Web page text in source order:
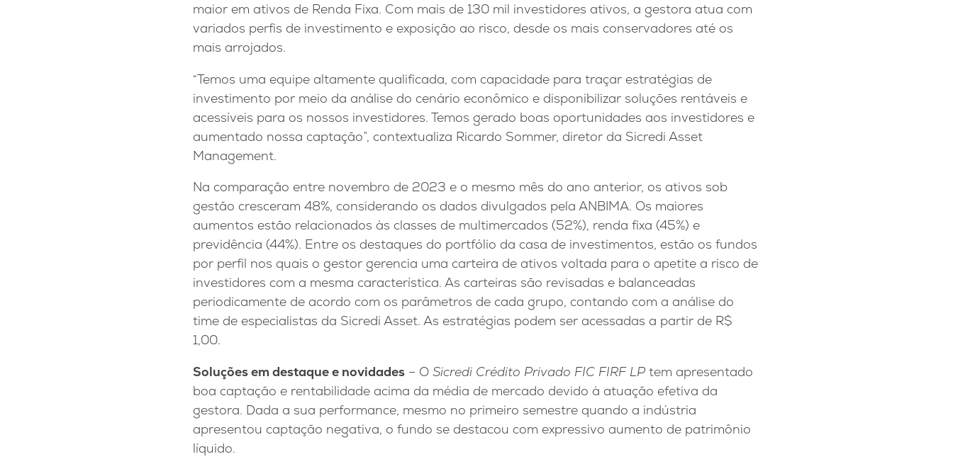
maior em ativos de Renda Fixa. Com mais de 130 mil investidores ativos, a gestora atua com
variados perfis de investimento e exposição ao risco, desde os mais conservadores até os
mais arrojados.
“Temos uma equipe altamente qualificada, com capacidade para traçar estratégias de
investimento por meio da análise do cenário econômico e disponibilizar soluções rentáveis e
acessíveis para os nossos investidores. Temos gerado boas oportunidades aos investidores e
aumentado nossa captação”, contextualiza Ricardo Sommer, diretor da Sicredi Asset
Management.
Na comparação entre novembro de 2023 e o mesmo mês do ano anterior, os ativos sob
gestão cresceram 48%, considerando os dados divulgados pela ANBIMA. Os maiores
aumentos estão relacionados às classes de multimercados (52%), renda fixa (45%) e
previdência (44%). Entre os destaques do portfólio da casa de investimentos, estão os fundos
por perfil nos quais o gestor gerencia uma carteira de ativos voltada para o apetite a risco de
investidores com a mesma característica. As carteiras são revisadas e balanceadas
periodicamente de acordo com os parâmetros de cada grupo, contando com a análise do
time de especialistas da Sicredi Asset. As estratégias podem ser acessadas a partir de R$
1,00.
Soluções em destaque e novidades – O Sicredi Crédito Privado FIC FIRF LP tem apresentado
boa captação e rentabilidade acima da média de mercado devido à atuação efetiva da
gestora. Dada a sua performance, mesmo no primeiro semestre quando a indústria
apresentou captação negativa, o fundo se destacou com expressivo aumento de patrimônio
líquido.